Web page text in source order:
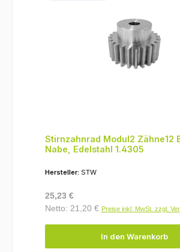
Stirnzahnrad Modul2 Zähne12
Nabe, Edelstahl 1.4305
Hersteller: STW
Regulärer Preis:
25,23 €
Netto: 21,20 € Preise inkl. MwSt. zzgl.
In den Warenkorb